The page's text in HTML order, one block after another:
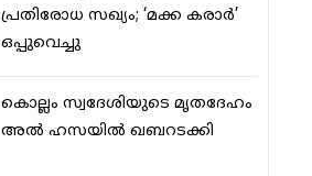
പ്രതിരോധ സഖ്യം; ‘മക്ക കരാര്‍’
ഒപ്പുവെച്ചു
കൊല്ലം സ്വദേശിയുടെ മൃതദേഹം
അല്‍ ഹസയില്‍ ഖബറടക്കി